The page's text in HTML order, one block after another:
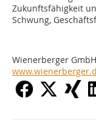
Zukunftsfähigkeit
Schwung,
Wienerberger GmbH